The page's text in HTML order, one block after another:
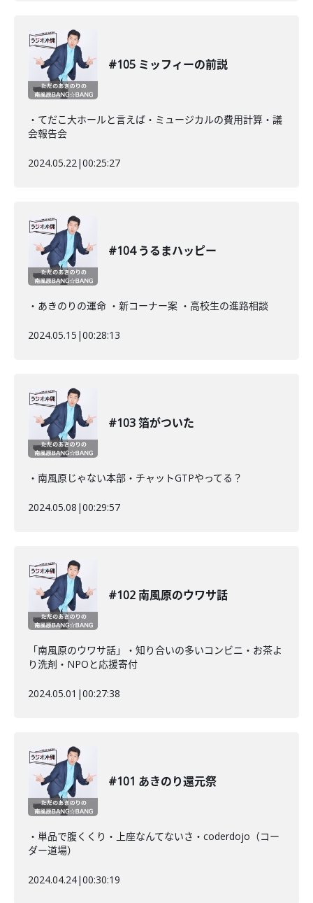
#105 ミッフィーの前説
・てだこ大ホールと言えば・ミュージカルの費用計算・議
会報告会
2024.05.22|00:25:27
#104 うるまハッピー
・あきのりの運命 ・新コーナー案 ・高校生の進路相談
2024.05.15 |00:28:13
#103 箔がついた
・南風原じゃない本部・チャットGTPやってる？
2024.05.08 |00:29:57
#102 南風原のウワサ話
「南風原のウワサ話」・知り合いの多いコンビニ・お茶よ
り洗剤・NPOと応援寄付
2024.05.01 |00:27:38
#101 あきのり還元祭
・単品で腹くくり・上座なんてないさ・coderdojo（コー
ダー道場）
2024.04.24|00:30:19